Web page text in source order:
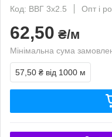
Код: ВВГ 3х2.5
Опт і
62,50 ₴/м
Мінімальна сума
57,50 ₴ від 1000 м